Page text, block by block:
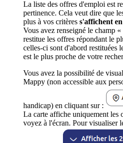
La liste des offres d'emploi est
pertinence. Cela veut dire que
plus à vos critères s'affichent
Vous avez renseigné le champ
restitue les offres répondant le
celles-ci sont d'abord restituées
est le plus proche de votre
Vous avez la possibilité de
Mappy (non accessible aux
handicap) en cliquant sur :
La carte affiche uniquement les
voyez à l'écran. Pour visualiser